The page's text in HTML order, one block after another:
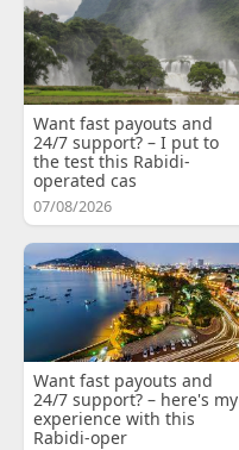
Want fast payouts and
24/7 support? – I put to
the test this Rabidi-
operated cas
07/08/2026
Want fast payouts and
24/7 support? – here's my
experience with this
Rabidi-oper